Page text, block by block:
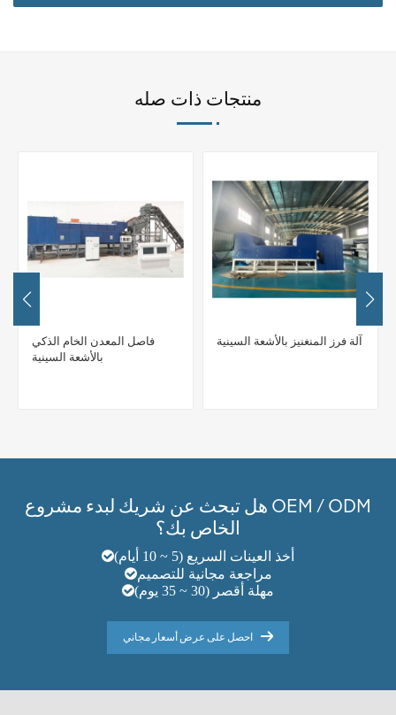
منتجات ذات صله
فاصل المعدن الخام الذكي
بالأشعة السينية
آلة فرز المنغنيز بالأشعة السينية
هل تبحث عن شريك لبدء مشروع OEM / ODM
الخاص بك؟
أخذ العينات السريع (5 ~ 10 أيام)
مراجعة مجانية للتصميم
مهلة أقصر (30 ~ 35 يوم)
احصل على عرض أسعار مجاني